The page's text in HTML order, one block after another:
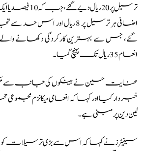
ترسیل پر 20 ریال
گئے، جس سے بہترین کارکردگی دکھانے والے
انعام 35 ریال تک پہنچ گیا۔
عنایت حسین نے بینکوں کی جانب سے
خبردار کیا اور کہا کہ انعامی میکانزم مجموعی
لین دین پر مبنی ہے۔
سینیٹرز نے کہا کہ اس سے بڑی ترسیلات کو